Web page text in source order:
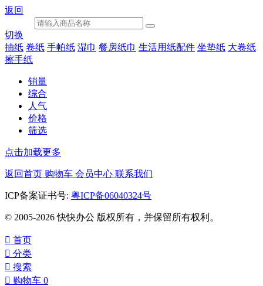
返回
切换
抽纸 卷纸 手帕纸 湿巾 餐房纸巾 生活用纸配件 坐垫纸 大卷纸
擦手纸
销量
综合
人气
价格
筛选
点击加载更多
返回首页 购物车 会员中心 联系我们
ICP备案证书号: 粤ICP备06040324号
© 2005-2026 快快办公 版权所有，并保留所有权利。
 首页
 分类
 搜索
 购物车 0